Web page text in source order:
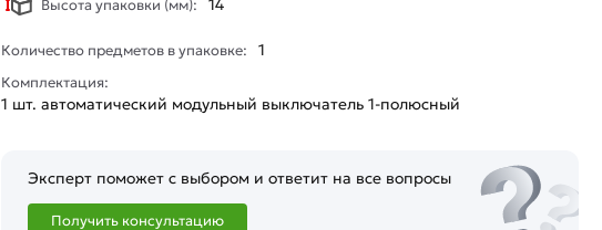
Высота упаковки (мм): 14
Количество предметов в упаковке: 1
Комплектация:
1 шт. автоматический модульный выключатель 1-полюсный
Эксперт поможет с выбором и ответит на все вопросы
Получить консультацию